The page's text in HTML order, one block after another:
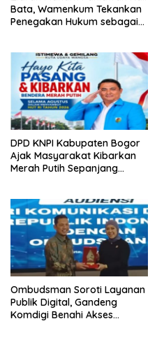
Bata, Wamenkum Tekankan
Penegakan Hukum sebagai
DPD KNPI Kabupaten Bogor
Ajak Masyarakat Kibarkan
Merah Putih Sepanjang
Ombudsman Soroti Layanan
Publik Digital, Gandeng
Komdigi Benahi Akses